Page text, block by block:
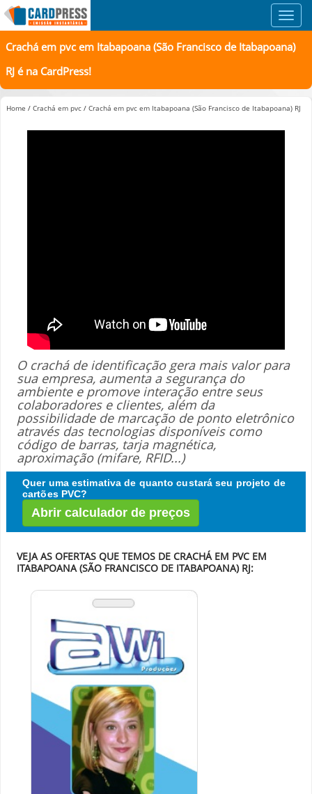
Crachá em pvc em Itabapoana (São Francisco de Itabapoana)
RJ é na CardPress!
Home / Crachá em pvc / Crachá em pvc em Itabapoana (São Francisco de Itabapoana) RJ
O crachá de identificação gera mais valor para
sua empresa, aumenta a segurança do
ambiente e promove interação entre seus
colaboradores e clientes, além da
possibilidade de marcação de ponto eletrônico
através das tecnologias disponíveis como
código de barras, tarja magnética,
aproximação (mifare, RFID...)
Quer uma estimativa de quanto custará seu projeto de
cartões PVC?
Abrir calculador de preços
VEJA AS OFERTAS QUE TEMOS DE CRACHÁ EM PVC EM
ITABAPOANA (SÃO FRANCISCO DE ITABAPOANA) RJ: